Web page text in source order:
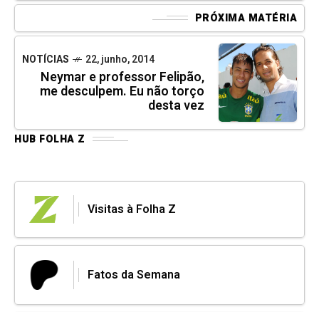
PRÓXIMA MATÉRIA
NOTÍCIAS 22, junho, 2014
Neymar e professor Felipão,
me desculpem. Eu não torço
desta vez
HUB FOLHA Z
Visitas à Folha Z
Fatos da Semana